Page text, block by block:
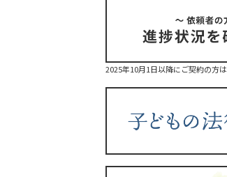
2025年10月1日以降にご契約の方は